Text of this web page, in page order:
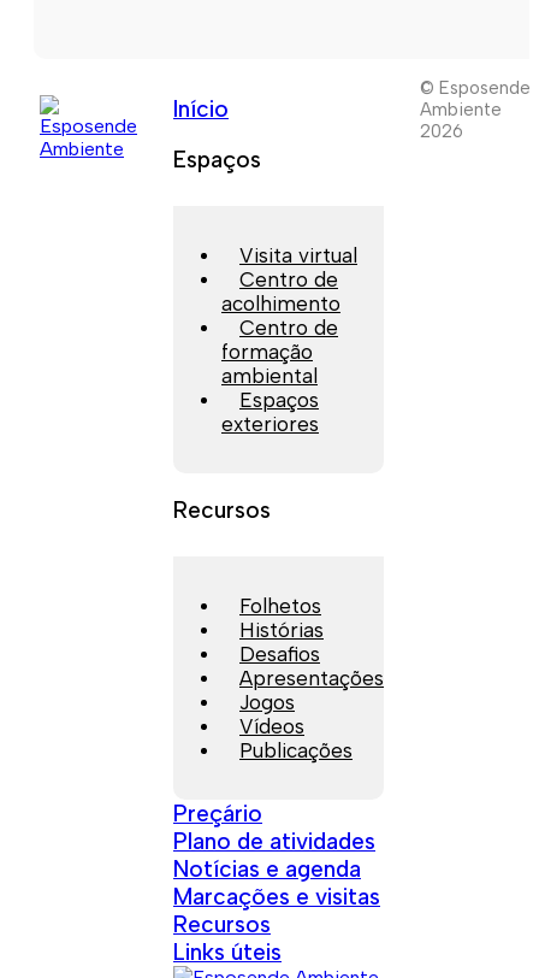
Início
Espaços
Visita virtual
Centro de
acolhimento
Centro de
formação
ambiental
Espaços
exteriores
Recursos
Folhetos
Histórias
Desafios
Apresentações
Jogos
Vídeos
Publicações
Preçário
Plano de atividades
Notícias e agenda
Marcações e visitas
Recursos
Links úteis
© Esposende
Ambiente
2026